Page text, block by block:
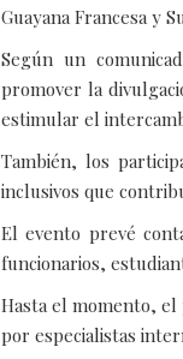
Guayana Francesa y
Según un
promover la
estimular el
También, los
inclusivos que
El evento prevé
funcionarios,
Hasta el momento,
por especialistas